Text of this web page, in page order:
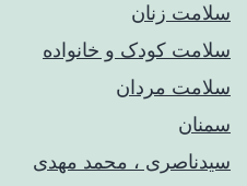
سلامت زنان
سلامت کودک‌ و خانواده
سلامت مردان
سمنان
سیدناصری ، محمد مهدی